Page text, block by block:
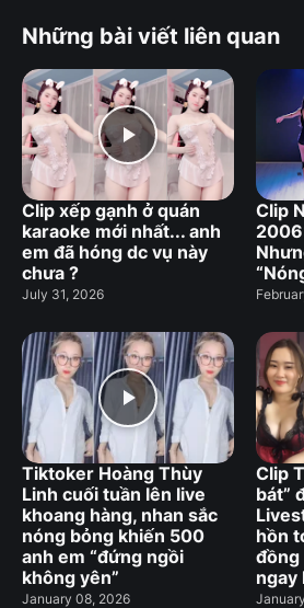
Những bài viết liên quan
Clip xếp gạnh ở quán
karaoke mới nhất... anh
em đã hóng dc vụ này
chưa ?
July 31, 2026
Clip
Tiktoker Hoàng Thùy
Linh cuối tuần lên live
khoang hàng, nhan sắc
nóng bỏng khiến 500
anh em “đứng ngồi
không yên”
January 08, 2026
Clip
bát”
hồn
đồng
ngay